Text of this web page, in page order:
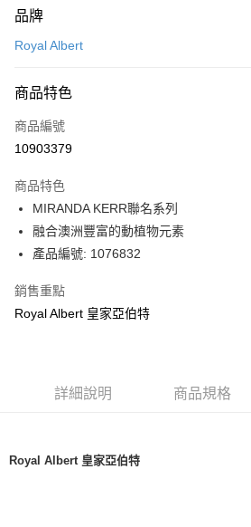
信用卡一次付款
3 期 0 利率 每期
合作金庫商業銀行
上海商業儲蓄銀行
臺灣中小企業銀行
匯豐（台灣）商業銀行
聯邦商業銀行
元大商業銀行
台新國際商業銀行
台灣樂天信用卡公司
LINE Pay
Apple Pay
街口支付
Google Pay
黑貓宅急便
每筆NT$200，滿NT$3,000(含以上)免運費
品牌
Royal Albert
商品特色
商品編號
10903379
商品特色
MIRANDA KERR聯名系列
融合澳洲豐富的動植物元素
產品編號: 1076832
銷售重點
Royal Albert 皇家亞伯特
詳細說明 商品規格
Royal Albert 皇家亞伯特